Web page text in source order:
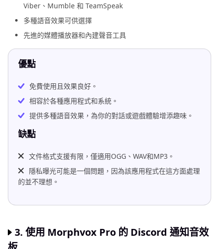
Viber、Mumble 和 TeamSpeak
多種語音效果可供選擇
先進的媒體播放器和內建聲音工具
優點
免費使用且效果良好。
相容於各種應用程式和系統。
提供多種語音效果，為你的對話或遊戲體驗增添趣味。
缺點
文件格式支援有限，僅適用OGG、WAV和MP3。
隱私曝光可能是一個問題，因為該應用程式在這方面處理
的並不理想。
3. 使用 Morphvox Pro 的 Discord 通知音效